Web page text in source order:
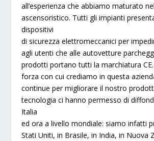
all’esperienza che abbiamo maturato
ascensoristico. Tutti gli impianti
dispositivi
di sicurezza elettromeccanici per
agli utenti che alle autovetture
prodotti portano tutti la marchiatura CE.
forza con cui crediamo in questa
continue per migliorare il nostro
tecnologia ci hanno permesso di
Italia
ed ora a livello mondiale: siamo infatti
Stati Uniti, in Brasile, in India, in Nuova